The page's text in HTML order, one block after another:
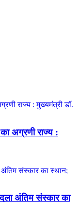
अग्रणी राज्य :
अंतिम संस्कार का